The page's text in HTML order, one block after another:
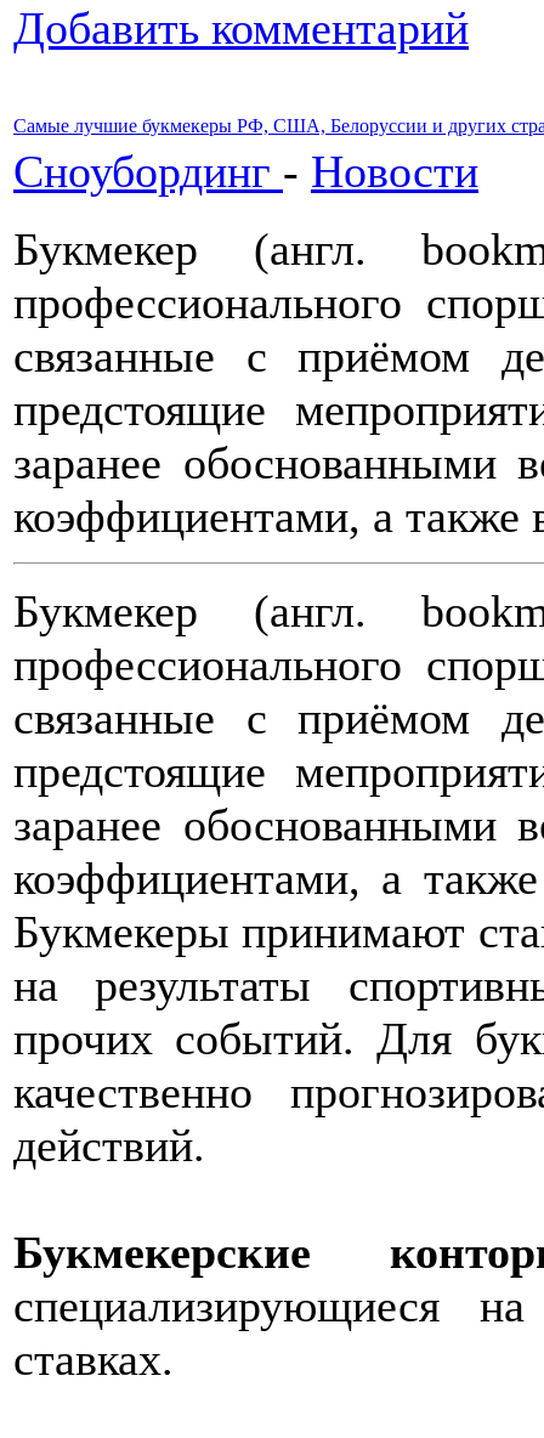
Добавить комментарий
Самые лучшие букмекеры РФ, США, Белоруссии и других
Сноубординг - Новости
Букмекер (англ.
профессионального
связанные с приёмом
предстоящие
заранее обоснованными
коэффициентами, а также
Букмекер (англ.
профессионального
связанные с приёмом
предстоящие
заранее обоснованными
коэффициентами, а
Букмекеры принимают
на результаты
прочих событий. Для
качественно
действий.
Букмекерские
специализирующиеся
ставках.